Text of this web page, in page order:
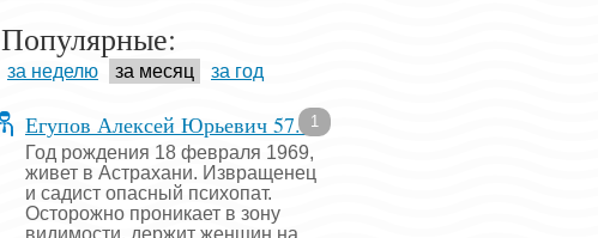
Популярные:
за неделю за месяц за год
Егупов Алексей Юрьевич 57...
Год рождения 18 февраля 1969,
живет в Астрахани. Извращенец
и садист опасный психопат.
Осторожно проникает в зону
видимости, держит женщин на
1